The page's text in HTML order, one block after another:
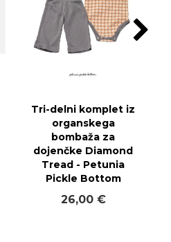
Tri-delni komplet iz
organskega
bombaža za
dojenčke Diamond
Tread - Petunia
Pickle Bottom
26,00 €